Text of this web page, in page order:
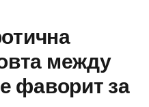
между
фаворит за